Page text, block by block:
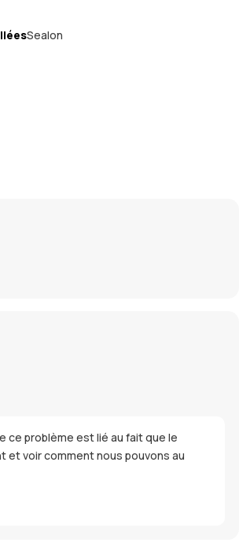
Sealon
ce problème est lié au fait que le
et voir comment nous pouvons au